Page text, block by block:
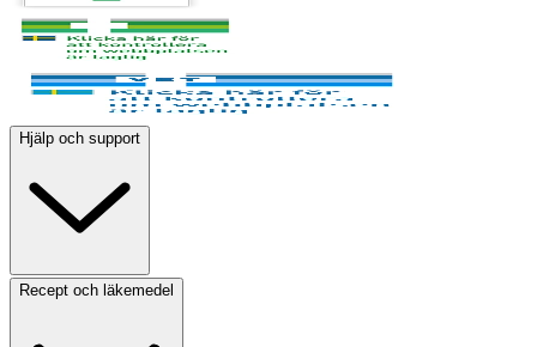
Hjälp och support
Recept och läkemedel